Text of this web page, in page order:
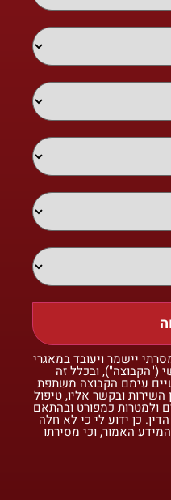
יישמר ויעובד במאגרי
("הקבוצה"), ובכלל זה
עימם הקבוצה משתפת
ובקשר אליו, טיפול
ולמטרות כמפורט ובהתאם
כן ידוע לי כי לא חלה
האמור, וכי מסירתו